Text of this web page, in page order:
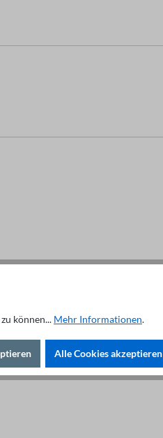
können... Mehr Informationen.
Alle Cookies akzeptieren